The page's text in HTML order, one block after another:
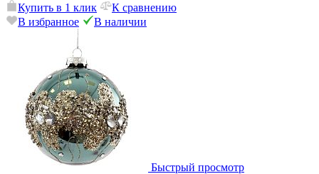
Купить в 1 клик
К сравнению
В избранное
В наличии
Быстрый просмотр